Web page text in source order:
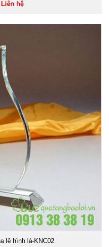
hệ
lê hình lá-KNC02